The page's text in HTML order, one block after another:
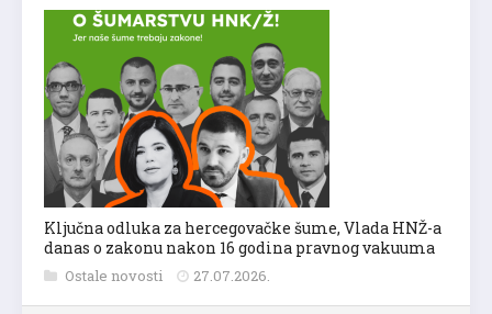
Ključna odluka za hercegovačke šume, Vlada HNŽ-a
danas o zakonu nakon 16 godina pravnog vakuuma
Ostale novosti 27.07.2026.